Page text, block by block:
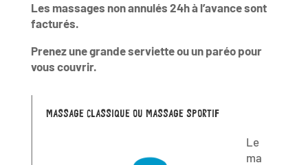
Les massages non annulés 24h à l’avance sont
facturés.
Prenez une grande serviette ou un paréo pour
vous couvrir.
MASSAGE CLASSIQUE OU MASSAGE SPORTIF
Le
ma